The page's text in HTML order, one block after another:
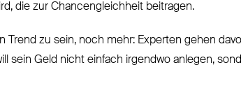
die zur Chancengleichheit beitragen.
Trend zu sein, noch mehr: Experten gehen
sein Geld nicht einfach irgendwo anlegen,